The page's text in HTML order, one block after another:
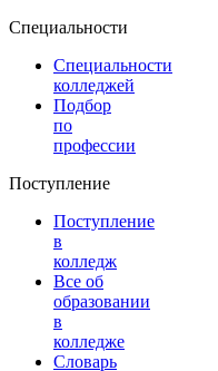
Специальности
Специальности
колледжей
Подбор
по
профессии
Поступление
Поступление
в
колледж
Все об
образовании
в
колледже
Словарь